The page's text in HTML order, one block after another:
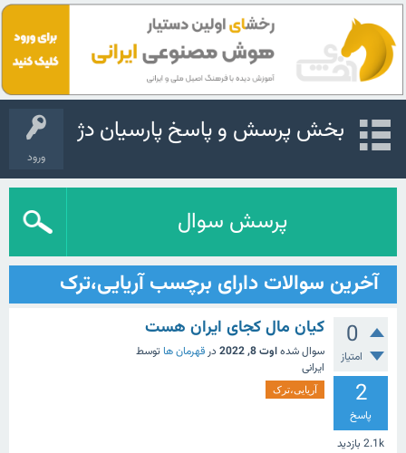
ورود
بخش پرسش و پاسخ پارسیان دژ
پرسش سوال
آخرین سوالات دارای برچسب آریایی،ترک
0
امتیاز
2
پاسخ
2.1k بازدید
کیان مال کجای ایران هست
سوال شدهاوت 8, 2022 در قهرمان ها توسط
ایرانی
آریایی،ترک